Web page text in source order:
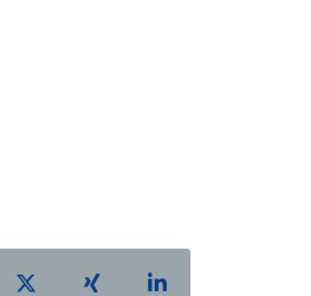
auf Facebook
Teilen auf XTeilen auf Xing
Teilen auf